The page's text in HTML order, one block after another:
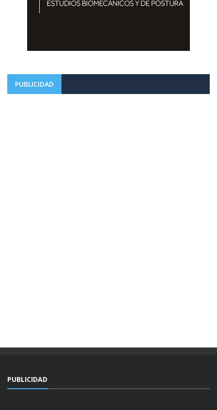
PUBLICIDAD
PUBLICIDAD